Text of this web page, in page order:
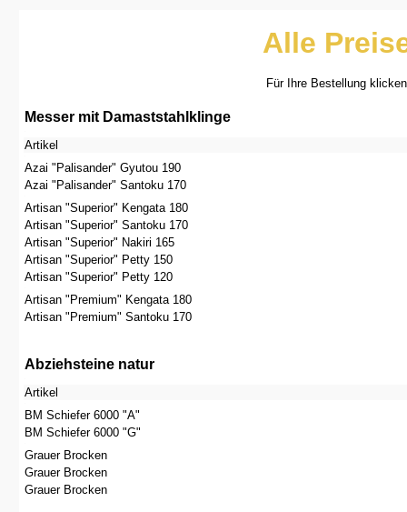
Alle
Für Ihre Bestellung
Messer mit Damaststahlklinge
Artikel
Azai "Palisander" Gyutou 190
Azai "Palisander" Santoku 170
Artisan "Superior" Kengata 180
Artisan "Superior" Santoku 170
Artisan "Superior" Nakiri 165
Artisan "Superior" Petty 150
Artisan "Superior" Petty 120
Artisan "Premium" Kengata 180
Artisan "Premium" Santoku 170
Abziehsteine natur
Artikel
BM Schiefer 6000 "A"
BM Schiefer 6000 "G"
Grauer Brocken
Grauer Brocken
Grauer Brocken